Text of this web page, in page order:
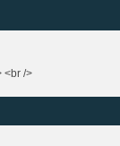
<br />